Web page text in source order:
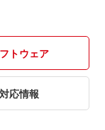
トウェア
対応情報